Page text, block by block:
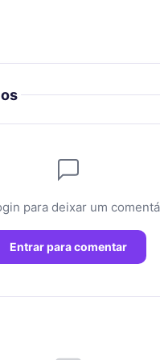
para deixar um
Entrar para comentar